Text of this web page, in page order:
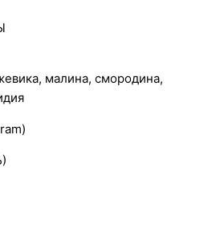
малина, смородина,